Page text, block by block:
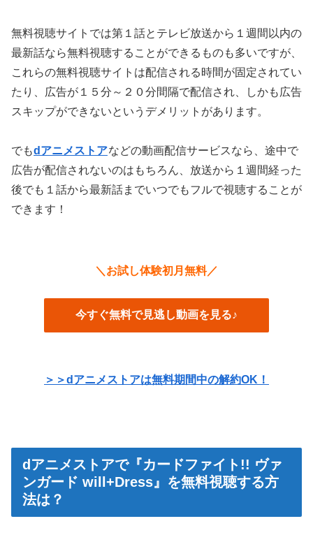
無料視聴サイトでは第１話とテレビ放送から１週間以内の
最新話なら無料視聴することができるものも多いですが、
これらの無料視聴サイトは配信される時間が固定されてい
たり、広告が１５分～２０分間隔で配信され、しかも広告
スキップができないというデメリットがあります。
でもdアニメストアなどの動画配信サービスなら、途中で
広告が配信されないのはもちろん、放送から１週間経った
後でも１話から最新話までいつでもフルで視聴することが
できます！
＼お試し体験初月無料／
今すぐ無料で見逃し動画を見る♪
＞＞dアニメストアは無料期間中の解約OK！
dアニメストアで『カードファイト!! ヴァ
ンガード will+Dress』を無料視聴する方
法は？